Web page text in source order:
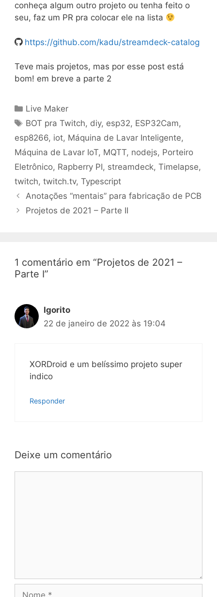
conheça algum outro projeto ou tenha feito o
seu, faz um PR pra colocar ele na lista
https://github.com/kadu/streamdeck-catalog
Teve mais projetos, mas por esse post está
bom! em breve a parte 2
Categorias
Live Maker
Tags
BOT pra Twitch, diy, esp32, ESP32Cam,
esp8266, iot, Máquina de Lavar Inteligente,
Máquina de Lavar IoT, MQTT, nodejs, Porteiro
Eletrônico, Rapberry PI, streamdeck, Timelapse,
twitch, twitch.tv, Typescript
Anotações “mentais” para fabricação de PCB
Projetos de 2021 – Parte II
1 comentário em “Projetos de 2021 –
Parte I”
Igorito
22 de janeiro de 2022 às 19:04
XORDroid e um belíssimo projeto super
indico
Responder
Deixe um comentário